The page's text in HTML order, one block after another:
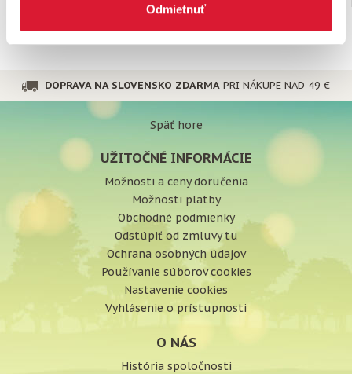
Odmietnuť
DOPRAVA NA SLOVENSKO ZDARMA PRI NÁKUPE NAD 49 €
Späť hore
UŽITOČNÉ INFORMÁCIE
Možnosti a ceny doručenia
Možnosti platby
Obchodné podmienky
Odstúpiť od zmluvy tu
Ochrana osobných údajov
Používanie súborov cookies
Nastavenie cookies
Vyhlásenie o prístupnosti
O NÁS
História spoločnosti